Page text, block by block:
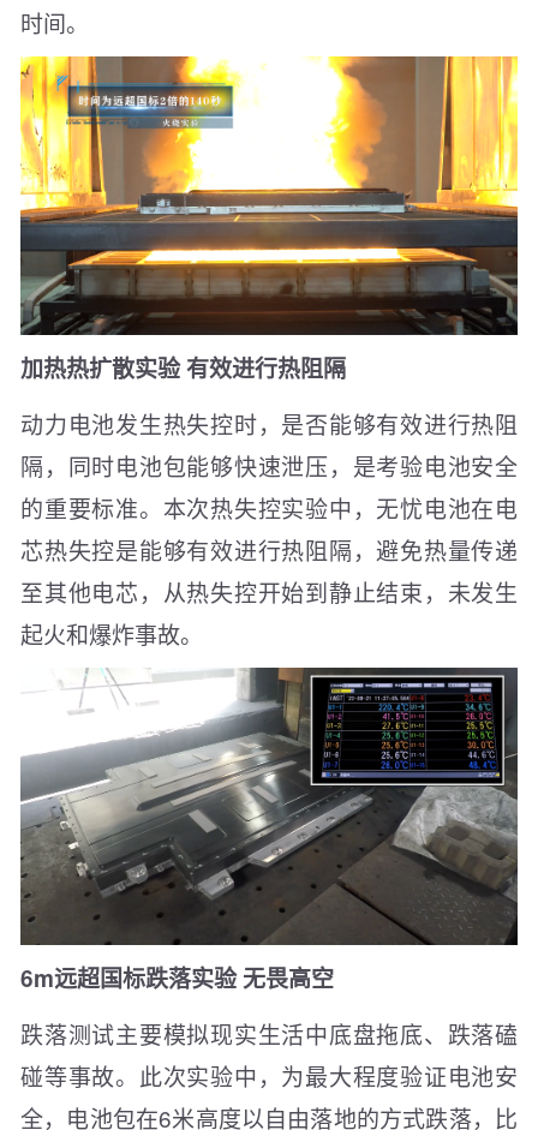
时间。
加热热扩散实验 有效进行热阻隔
动力电池发生热失控时，是否能够有效进行热阻
隔，同时电池包能够快速泄压，是考验电池安全
的重要标准。本次热失控实验中，无忧电池在电
芯热失控是能够有效进行热阻隔，避免热量传递
至其他电芯，从热失控开始到静止结束，未发生
起火和爆炸事故。
6m远超国标跌落实验 无畏高空
跌落测试主要模拟现实生活中底盘拖底、跌落磕
碰等事故。此次实验中，为最大程度验证电池安
全，电池包在6米高度以自由落地的方式跌落，比